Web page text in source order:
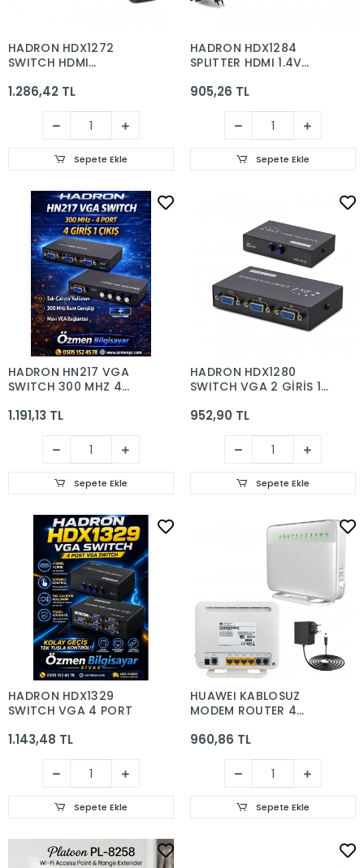
HADRON HDX1272
SWITCH HDMI
1.286,42 TL
Sepete Ekle
HADRON HDX1284
SPLITTER HDMI 1.4V
ÇIKIŞ
905,26 TL
Sepete Ekle
HADRON HN217 VGA
SWITCH 300 MHZ 4
DÜĞMELİ
1.191,13 TL
Sepete Ekle
HADRON HDX1280
SWITCH VGA 2 GİRİŞ 1
GEÇİŞ
952,90 TL
Sepete Ekle
HADRON HDX1329
SWITCH VGA 4 PORT
1.143,48 TL
Sepete Ekle
HUAWEI KABLOSUZ
MODEM ROUTER 4
ADSL2+VDSL USB
960,86 TL
Sepete Ekle